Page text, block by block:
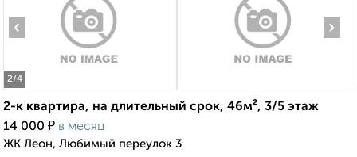
2/4
‹ ›
2-к квартира, на длительный срок, 46м², 3/5 этаж
14 000 ₽ в месяц
ЖК Леон, Любимый переулок 3